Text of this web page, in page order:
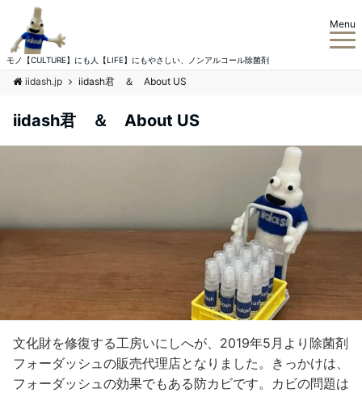
モノ【CULTURE】にも人【LIFE】にもやさしい、ノンアルコール除菌剤
Menu
iidash.jp iidash君 ＆ About US
iidash君 ＆ About US
文化財を修復する工房いにしへが、2019年5月より除菌剤
フォーダッシュの販売代理店となりました。きっかけは、
フォーダッシュの効果でもある防カビです。カビの問題は